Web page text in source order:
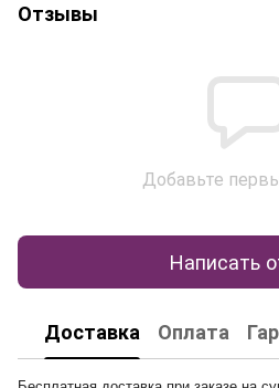
Отзывы
Добавьте
Написать
Доставка Оплата